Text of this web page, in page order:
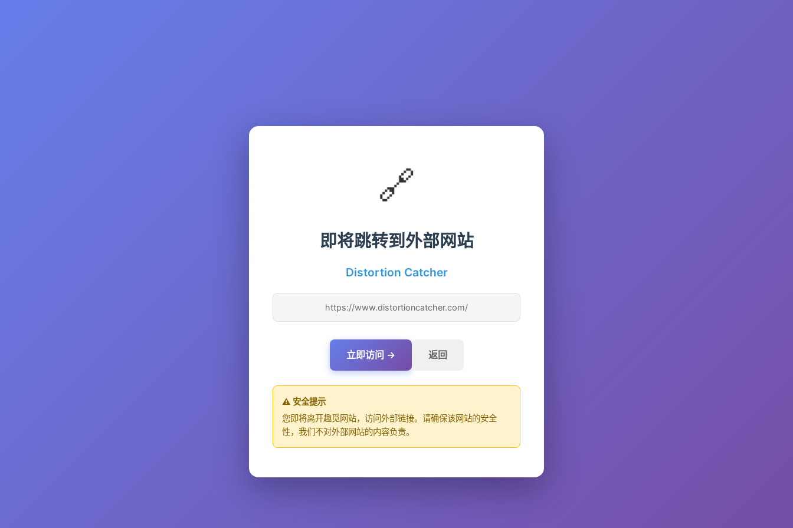
🔗
即将跳转到外部网站
Distortion Catcher
https://www.distortioncatcher.com/
立即访问 → 返回
⚠️ 安全提示
您即将离开趣觅网站，访问外部链接。请确保该网站的安全
性，我们不对外部网站的内容负责。